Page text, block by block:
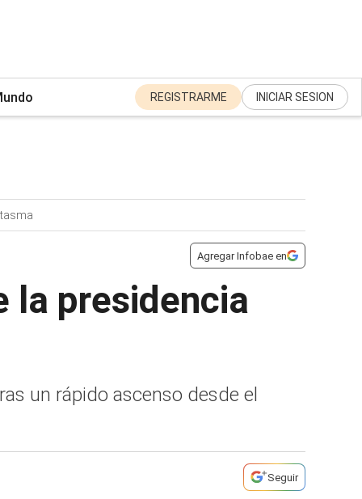
REGISTRARME INICIAR SESION
Agregar Infobae en
la presidencia
un rápido ascenso desde el
Seguir